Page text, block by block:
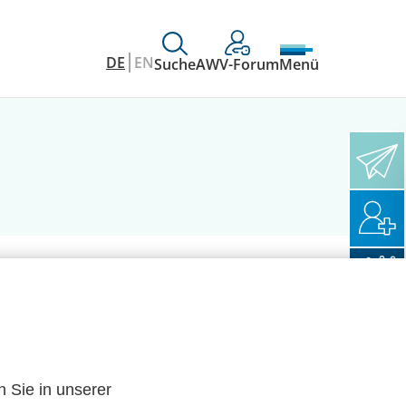
DE ENSucheAWV-ForumMenü
Sie in unserer